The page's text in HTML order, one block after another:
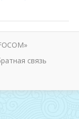
связь